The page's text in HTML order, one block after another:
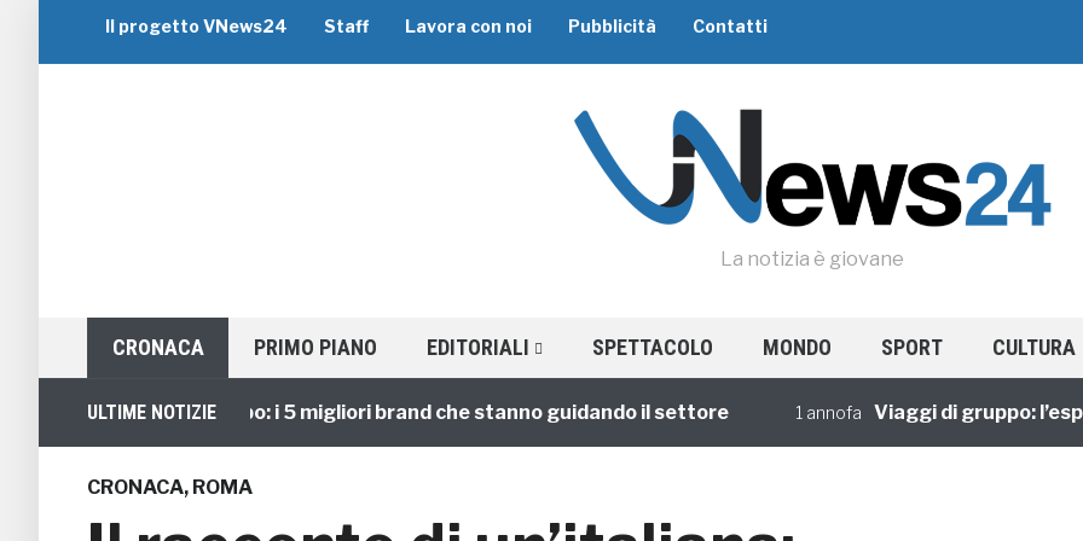
Il progetto VNews24 Staff Lavora con noi Pubblicità Contatti
La notizia è giovane
CRONACA PRIMO PIANO EDITORIALI SPETTACOLO MONDO SPORT CULTURA
ULTIME NOTIZIE
Viaggi di Gruppo: i 5 migliori brand che stanno guidando il settore 1 annofa Viaggi di gruppo:
CRONACA, ROMA